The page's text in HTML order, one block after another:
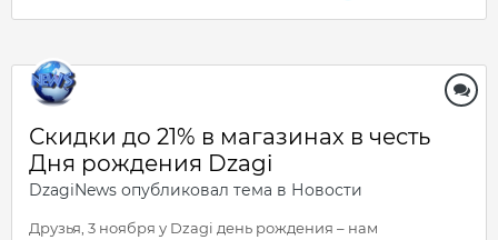
Скидки до 21% в магазинах в честь
Дня рождения Dzagi
DzagiNews опубликовал тема в Новости
Друзья, 3 ноября у Dzagi день рождения – нам